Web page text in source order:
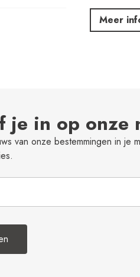
Meer
je in op onze
van onze bestemmingen in je